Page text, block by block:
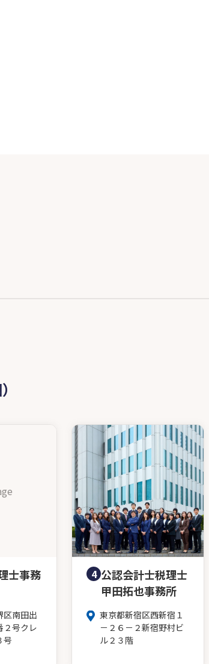
士事務
区南田出
２号クレ
号
4 公認会計士税理士
甲田拓也事務所
東京都新宿区西新宿１
－２６－２新宿野村ビ
ル２３階